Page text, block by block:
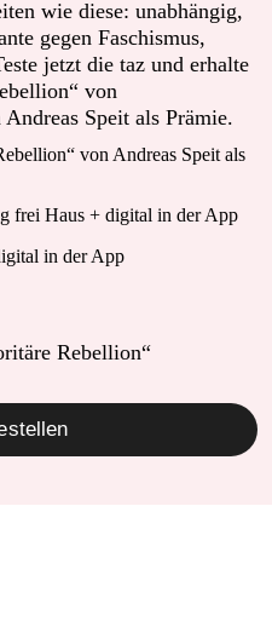
wie diese: unabhängig,
gegen Faschismus,
jetzt die taz und erhalte
von
Speit als Prämie.
von Andreas Speit als
frei Haus + digital in der App
in der App
Rebellion“